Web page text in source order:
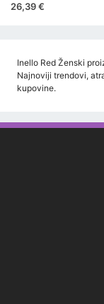
26,39 €
Inello Red Ženski
Najnoviji trendovi,
kupovine.